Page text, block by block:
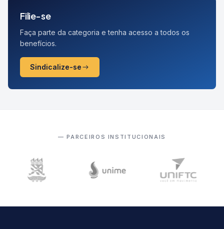
Filie-se
Faça parte da categoria e tenha acesso a todos os
benefícios.
Sindicalize-se
— PARCEIROS INSTITUCIONAIS